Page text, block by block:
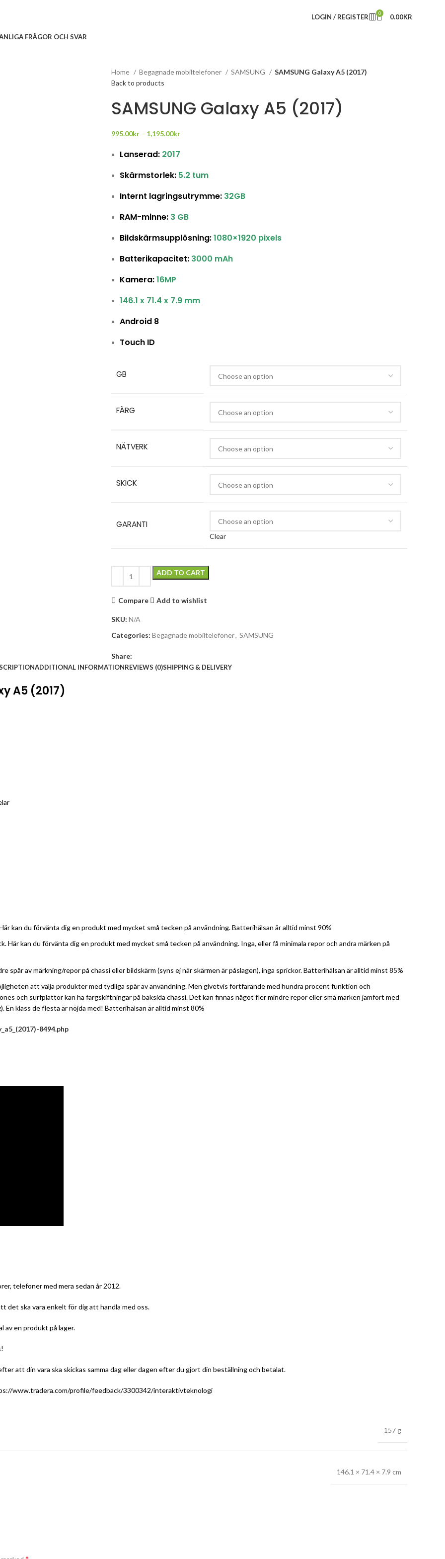
LOGIN / REGISTER 0 0.00KR
FRÅGOR OCH SVAR
Home Begagnade mobiltelefoner SAMSUNG
SAMSUNG Galaxy A5 (2017)
Back to products
SAMSUNG Galaxy A5 (2017)
995.00kr – 1,195.00kr
Lanserad: 2017
Skärmstorlek: 5.2 tum
Internt lagringsutrymme: 32GB
RAM-minne: 3 GB
Bildskärmsupplösning:1080×1920 pixels
Batterikapacitet: 3000 mAh
Kamera:16MP
146.1 x 71.4 x 7.9 mm
Android 8
Touch ID
GB
FÄRG
NÄTVERK
SKICK
GARANTI
Clear
ADD TO CART
Compare Add to wishlist
SKU: N/A
Categories: Begagnade mobiltelefoner, SAMSUNG
Share:
ADDITIONAL INFORMATIONREVIEWS (0)SHIPPING & DELIVERY
A5 (2017)
kan du förvänta dig en produkt med mycket små tecken på användning. Batterihälsan är alltid minst 90%
Här kan du förvänta dig en produkt med mycket små tecken på användning. Inga, eller få minimala repor och andra märken på
spår av märkning/repor på chassi eller bildskärm (syns ej när skärmen är påslagen), inga sprickor. Batterihälsan är alltid minst 85%
att välja produkter med tydliga spår av användning. Men givetvis fortfarande med hundra procent funktion och
och surfplattor kan ha färgskiftningar på baksida chassi. Det kan finnas något fler mindre repor eller små märken jämfört med
En klass de flesta är nöjda med! Batterihälsan är alltid minst 80%
8494.php
telefoner med mera sedan år 2012.
det ska vara enkelt för dig att handla med oss.
av en produkt på lager.
att din vara ska skickas samma dag eller dagen efter du gjort din beställning och betalat.
www.tradera.com/profile/feedback/3300342/interaktivteknologi
157 g
146.1 × 71.4 × 7.9 cm